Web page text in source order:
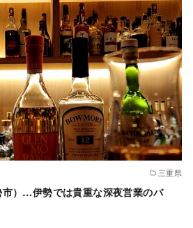
三重県
）…伊勢では貴重な深夜営業のバ